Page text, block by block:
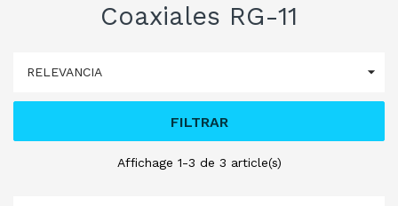
Coaxiales RG-11
RELEVANCIA 
FILTRAR
Affichage 1-3 de 3 article(s)